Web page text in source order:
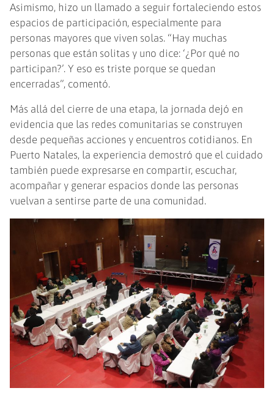
Asimismo, hizo un llamado a seguir fortaleciendo estos
espacios de participación, especialmente para
personas mayores que viven solas. “Hay muchas
personas que están solitas y uno dice: ‘¿Por qué no
participan?’. Y eso es triste porque se quedan
encerradas”, comentó.
Más allá del cierre de una etapa, la jornada dejó en
evidencia que las redes comunitarias se construyen
desde pequeñas acciones y encuentros cotidianos. En
Puerto Natales, la experiencia demostró que el cuidado
también puede expresarse en compartir, escuchar,
acompañar y generar espacios donde las personas
vuelvan a sentirse parte de una comunidad.